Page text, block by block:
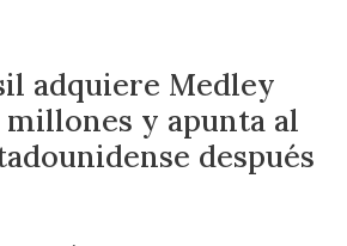
adquiere Medley
millones y apunta al
después